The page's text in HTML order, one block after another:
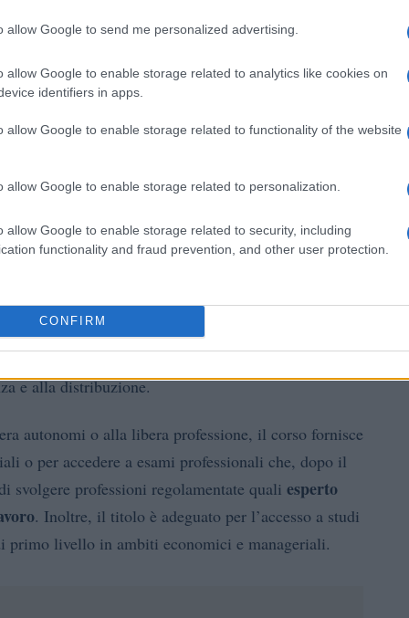
allow Google to send me personalized advertising.
allow Google to enable storage related to analytics like cookies on
identifiers in apps.
allow Google to enable storage related to functionality of the website
allow Google to enable storage related to personalization.
allow Google to enable storage related to security, including
functionality and fraud prevention, and other user protection.
CONFIRM
il profilo professionale secondo interessi
e Consulenza Direzionaleprivilegia strumenti di
il curriculumImprese Digitali e ESG
sostenibilità per realtà innovative; il curriculum
sulle peculiarità del settore hospitality e
insegnamenti teorici con esercitazioni
applicative.
e prospettive
diverse funzioni aziendali di organizzazioni
attività commerciali, dalla gestione finanziaria
prepara anche per ruoli specifici codificati dalle
della gestione finanziariaetecnici del
e alla distribuzione.
autonomi o alla libera professione, il corso fornisce
o per accedere a esami professionali che, dopo il
professioni regolamentate quali esperto
. Inoltre, il titolo è adeguato per l’accesso a studi
primo livello in ambiti economici e manageriali.